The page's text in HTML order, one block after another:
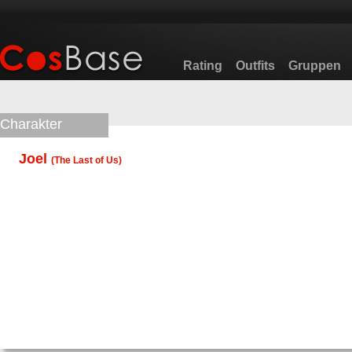
Rating Outfits Gruppen
Charakter
Joel (The Last of Us)